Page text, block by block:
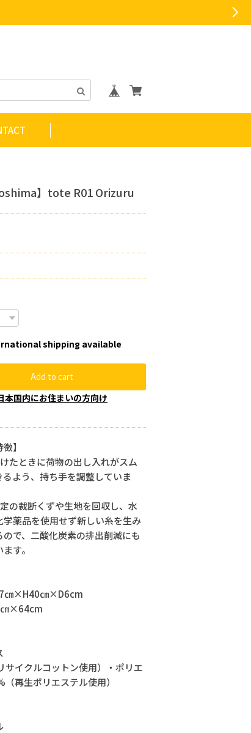
】tote R01 Orizuru
shipping available
Add to cart
本国内にお住まいの方向け
】
たときに荷物の出し入れがスム
るよう、持ち手を調整していま
の裁断くずや生地を回収し、水
学薬品を使用せず新しい糸を生み
ので、二酸化炭素の排出削減にも
す。
㎝×H40㎝×D6cm
㎝×64cm
サイクルコットン使用）・ポリエ
（再生ポリエステル使用）